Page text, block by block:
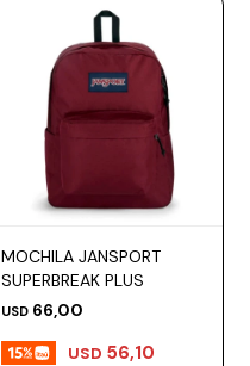
MOCHILA JANSPORT
SUPERBREAK PLUS
USD 66,00
USD 56,10